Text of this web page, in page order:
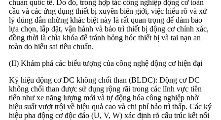
chuẩn quốc tế. Do đó, trong hợp tác công nghiệp động cơ toàn
cầu và các ứng dụng thiết bị xuyên biên giới, việc hiểu rõ và xử
lý đúng đắn những khác biệt này là rất quan trọng để đảm bảo
lựa chọn, lắp đặt, vận hành và bảo trì thiết bị động cơ chính xác,
đồng thời là chìa khóa để tránh hỏng hóc thiết bị và tai nạn an
toàn do hiểu sai tiêu chuẩn.
(II) Khám phá các biểu tượng của công nghệ động cơ hiện đại
Ký hiệu động cơ DC không chổi than (BLDC): Động cơ DC
không chổi than được sử dụng rộng rãi trong các lĩnh vực tiên
tiến như xe năng lượng mới và tự động hóa công nghiệp nhờ
hiệu suất vượt trội về hiệu quả cao và chi phí bảo trì thấp. Các ký
hiệu pha động cơ độc đáo (U, V, W) xác định rõ cấu trúc kết nối